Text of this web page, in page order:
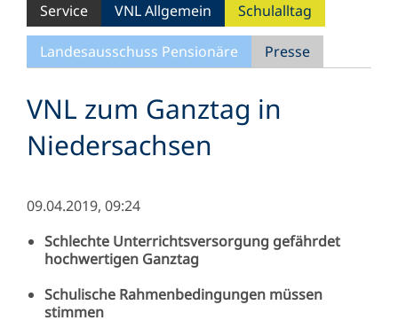
Service VNL Allgemein Schulalltag
Landesausschuss Pensionäre Presse
VNL zum Ganztag in
Niedersachsen
09.04.2019, 09:24
Schlechte Unterrichtsversorgung gefährdet
hochwertigen Ganztag
Schulische Rahmenbedingungen müssen
stimmen